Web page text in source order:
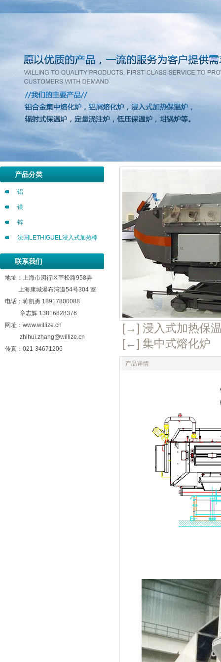
产品分类
铝
镁
锌
法国LETHIGUEL浸入式加热棒
联系我们
地址：上海市闵行区莘松路958弄
上海康城瀑布湾道54号304 室
电话： 蒋凯勇 18917800088
章志辉 13816828376
网址：www.willize.cn
zhihui.zhang@willize.cn
传真：021-34671206
[→] 浸入式加热保
[←] 集中式熔化炉
产品详情